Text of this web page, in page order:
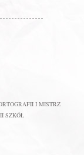
I MISTRZ
SZKÓŁ